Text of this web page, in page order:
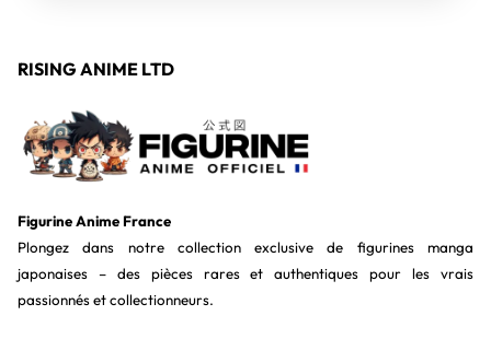
RISING ANIME LTD
Figurine Anime France
Plongez dans notre collection exclusive de figurines manga
japonaises – des pièces rares et authentiques pour les vrais
passionnés et collectionneurs.